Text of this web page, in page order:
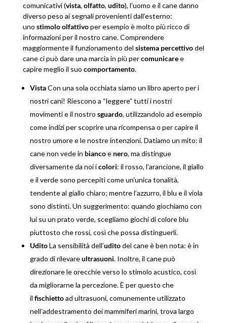
comunicativi (vista, olfatto, udito), l’uomo e il cane danno
diverso peso ai segnali provenienti dall’esterno:
uno stimolo olfattivoper esempio è molto più ricco di
informazioni per il nostro cane. Comprendere
maggiormente il funzionamento del sistema percettivodel
cane ci può dare una marcia in più percomunicaree
capire meglio il suo comportamento.
VistaCon una sola occhiata siamo un libro aperto per i
nostri cani! Riescono a “leggere” tutti i nostri
movimenti e il nostro sguardo, utilizzandolo ad esempio
come indizi per scoprire una ricompensa o per capire il
nostro umore e le nostre intenzioni. Datiamo un mito: il
cane non vede in biancoe nero, ma distingue
diversamente da noi icolori: il rosso, l’arancione, il giallo
e il verde sono percepiti come un’unica tonalità,
tendente al giallo chiaro; mentre l’azzurro, il blu e il viola
sono distinti. Un suggerimento: quando giochiamo con
lui su un prato verde, scegliamo giochi di colore blu
piuttosto che rossi, così che possa distinguerli.
UditoLa sensibilità dell’uditodel cane è ben nota: è in
grado di rilevareultrasuoni. Inoltre, il cane può
direzionare le orecchie verso lo stimolo acustico, così
da migliorarne la percezione. È per questo che
il fischiettoad ultrasuoni, comunemente utilizzato
nell’addestramento dei mammiferi marini, trova largo